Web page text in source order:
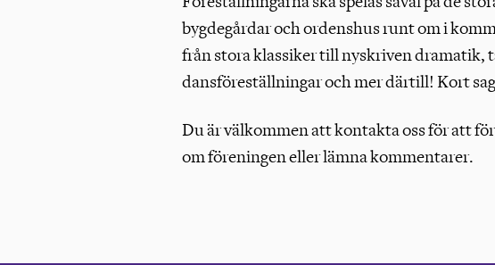
bygdegårdar och ordenshus runt om i
från stora klassiker till nyskriven dramatik,
dansföreställningar och mer därtill! Kort
Du är välkommen att kontakta oss för att
om föreningen eller lämna kommentarer.